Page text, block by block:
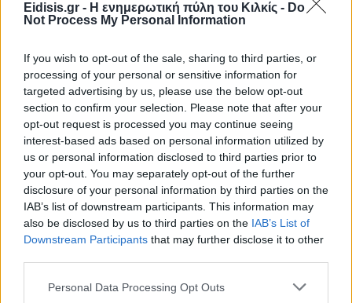
Eidisis.gr - Η ενημερωτική πύλη του Κιλκίς - Do
Not Process My Personal Information
If you wish to opt-out of the sale, sharing to third parties, or
processing of your personal or sensitive information for
targeted advertising by us, please use the below opt-out
section to confirm your selection. Please note that after your
opt-out request is processed you may continue seeing
interest-based ads based on personal information utilized by
us or personal information disclosed to third parties prior to
your opt-out. You may separately opt-out of the further
disclosure of your personal information by third parties on the
IAB’s list of downstream participants. This information may
also be disclosed by us to third parties on the IAB’s List of
Downstream Participants that may further disclose it to other
Personal Data Processing Opt Outs